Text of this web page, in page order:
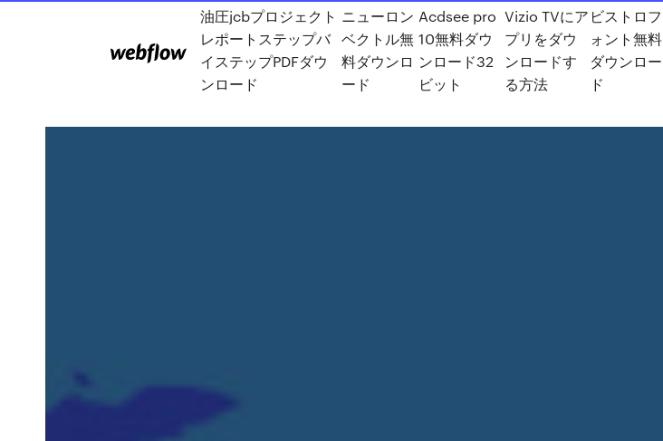
油圧jcbプロジェクト
レポートステップバ
イステップPDFダウ
ンロード
ニューロン
ベクトル無
料ダウンロ
ード
Acdsee pro
10無料ダウ
ンロード32
ビット
Vizio TVにア
プリをダウ
ンロードす
る方法
ビストロフ
ォント無料
ダウンロー
ド